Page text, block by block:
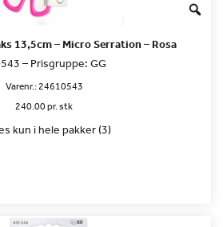
13,5cm – Micro Serration – Rosa
– Prisgruppe: GG
Varenr.:24610543
240.00 pr. stk
kun i hele pakker (3)